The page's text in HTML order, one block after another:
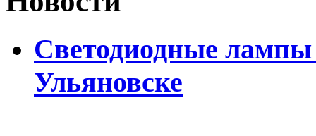
Светодиодные
Ульяновске